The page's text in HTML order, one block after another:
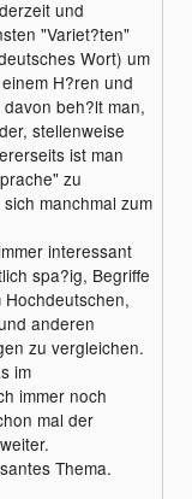
und
"Variet?ten"
Wort) um
H?ren und
beh?lt man,
stellenweise
ist man
zu
manchmal zum
interessant
spa?ig, Begriffe
anderen
zu vergleichen.
im
immer noch
mal der
Thema.